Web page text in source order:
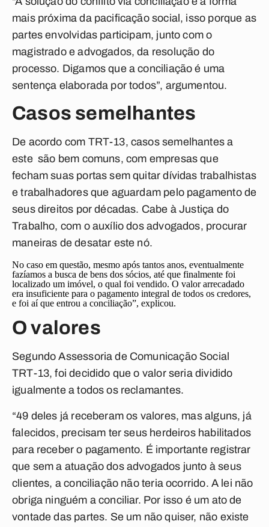
mais próxima da pacificação social, isso porque as
partes envolvidas participam, junto com o
magistrado e advogados, da resolução do
processo. Digamos que a conciliação é uma
sentença elaborada por todos”, argumentou.
Casos semelhantes
De acordo com TRT-13, casos semelhantes a
este são bem comuns, com empresas que
fecham suas portas sem quitar dívidas trabalhistas
e trabalhadores que aguardam pelo pagamento de
seus direitos por décadas. Cabe à Justiça do
Trabalho, com o auxílio dos advogados, procurar
maneiras de desatar este nó.
No caso em questão, mesmo após tantos anos, eventualmente
fazíamos a busca de bens dos sócios, até que finalmente foi
localizado um imóvel, o qual foi vendido. O valor arrecadado
era insuficiente para o pagamento integral de todos os credores,
e foi aí que entrou a conciliação”, explicou.
O valores
Segundo Assessoria de Comunicação Social
TRT-13, foi decidido que o valor seria dividido
igualmente a todos os reclamantes.
“49 deles já receberam os valores, mas alguns, já
falecidos, precisam ter seus herdeiros habilitados
para receber o pagamento. É importante registrar
que sem a atuação dos advogados junto à seus
clientes, a conciliação não teria ocorrido. A lei não
obriga ninguém a conciliar. Por isso é um ato de
vontade das partes. Se um não quiser, não existe